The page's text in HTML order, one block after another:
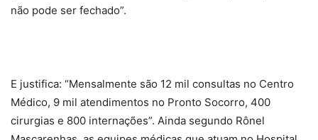
não pode ser fechado”.
E justifica: “Mensalmente são 12 mil consultas no Centro
Médico, 9 mil atendimentos no Pronto Socorro, 400
cirurgias e 800 internações”. Ainda segundo Rônel